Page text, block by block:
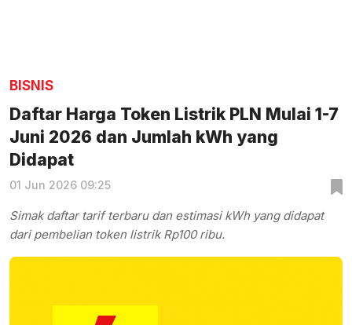
BISNIS
Daftar Harga Token Listrik PLN Mulai 1-7
Juni 2026 dan Jumlah kWh yang
Didapat
01 Jun 2026 09:25
Simak daftar tarif terbaru dan estimasi kWh yang didapat
dari pembelian token listrik Rp100 ribu.